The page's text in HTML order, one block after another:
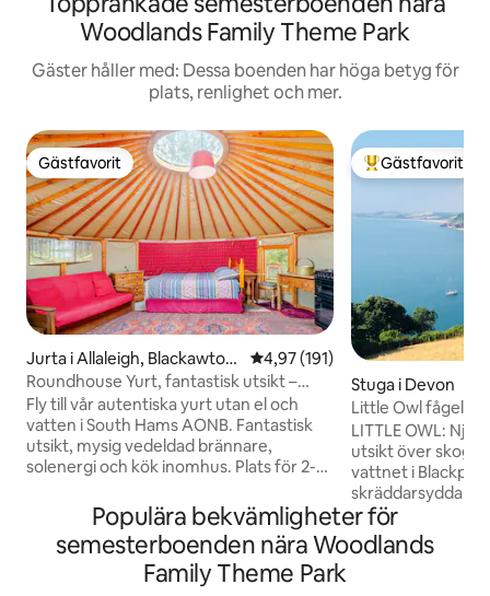
Woodlands Family Theme Park
Gäster håller med: Dessa boenden har höga betyg för
plats, renlighet och mer.
Gästfavorit
Gästfavorit
Jurta i Allaleigh, Blackawton,
Totnes
4,97 av 5 i genomsnittligt
4,97 (191)
Roundhouse Yurt, fantastisk utsikt –
Totnes/Dartmouth
Fly till vår autentiska yurt utan el och
vatten i South Hams AONB. Fantastisk
utsikt, mysig vedeldad brännare,
solenergi och kök inomhus. Plats för 2-4
dubbelsängsstorlek). Sällsynt integritet
med bara 2 jurter på plats – inga
folkmassor! Perfekt för par, familjer eller
soloresor. Nära fantastiska stränder och
Woodlands Theme Park. Valfri
Populär
Gästfavorit
Stuga i Devon
Little Owl
och havsutsikt
LITTLE OWL:
utsikt över
vattnet i
skräddarsydda
Birdhouse med
på ett privat
härliga Captains
Populära bekvämligheter för
semesterboenden nära Woodlands
Family Theme Park